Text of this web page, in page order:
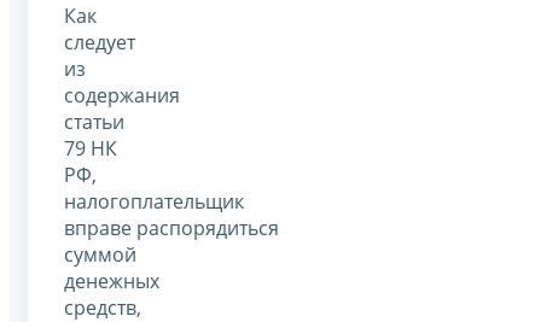
Как
следует
из
содержания
статьи
79 НК
РФ,
налогоплательщик
вправе распорядиться
суммой
денежных
средств,